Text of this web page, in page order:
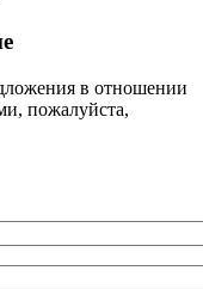
в отношении
пожалуйста,